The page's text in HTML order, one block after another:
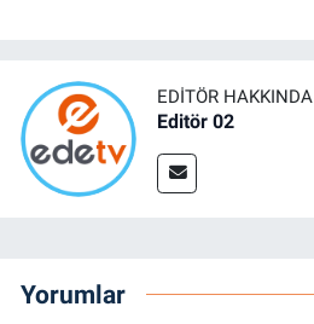
EDITÖR HAKKINDA
Editör 02
Yorumlar